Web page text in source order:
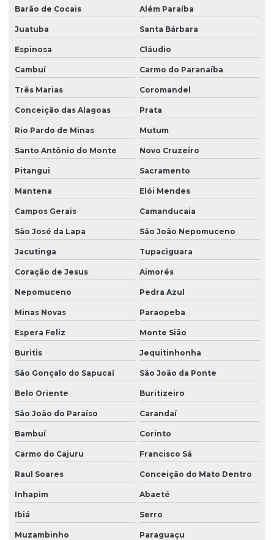
Fornecedor de grama para campo de futebol em sp
Fornecedor de grama esmeralda
Fornecedor de grama esmeralda em paraná
Fornecedor de grama santo agostinho
Fornecedor de grama são carlos
Fornecedor de grama são carlos em paraná
Fornecedor de grama são carlos em são paulo
Fornecedor de plantio de grama
Fornecedor de plantio de grama em paraná
Fornecedor de plantio de grama em são paulo
Grama bermuda para campo de futebol
Grama bermuda para comprar
Grama bermuda em são paulo
Grama para campo de futebol profissional
Grama para campo de futebol society
Grama para campo de golfe
Grama da esmeralda
Grama esmeralda na bahia
Grama esmeralda para campo de futebol
Grama esmeralda para comprar
Grama esmeralda para jardim
Grama esmeralda para jardim para comprar
Barão de Cocais Além Paraíba
Juatuba Santa Bárbara
Espinosa Cláudio
Cambuí Carmo do Paranaíba
Três Marias Coromandel
Conceição das Alagoas Prata
Rio Pardo de Minas Mutum
Santo Antônio do Monte Novo Cruzeiro
Pitangui Sacramento
Mantena Elói Mendes
Campos Gerais Camanducaia
São José da Lapa São João Nepomuceno
Jacutinga Tupaciguara
Coração de Jesus Aimorés
Nepomuceno Pedra Azul
Minas Novas Paraopeba
Espera Feliz Monte Sião
Buritis Jequitinhonha
São Gonçalo do Sapucaí São João da Ponte
Belo Oriente Buritizeiro
São João do Paraíso Carandaí
Bambuí Corinto
Carmo do Cajuru Francisco Sá
Raul Soares Conceição do Mato Dentro
Inhapim Abaeté
Ibiá Serro
Muzambinho Paraguaçu